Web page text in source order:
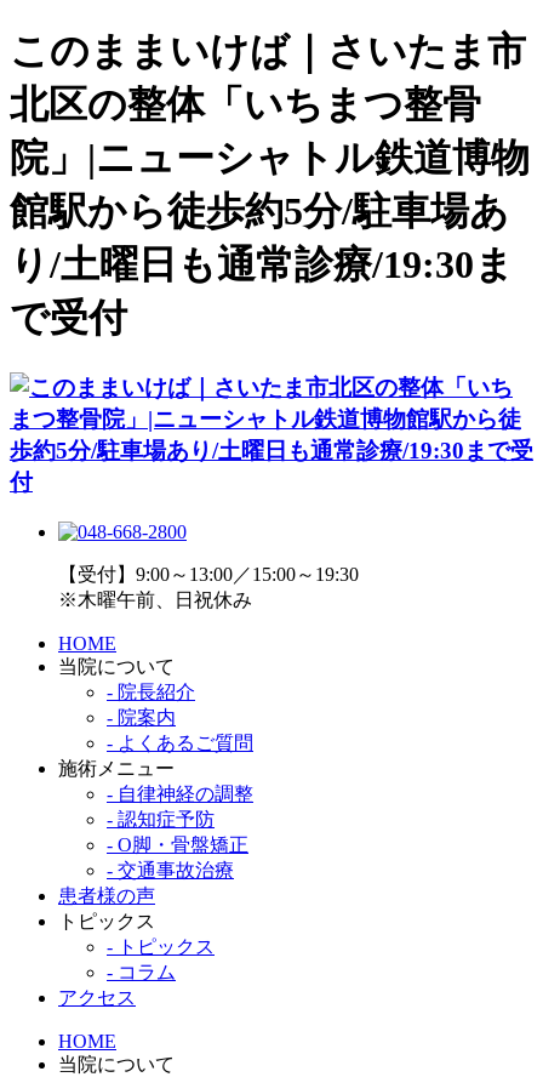
このままいけば｜さいたま市
北区の整体「いちまつ整骨
院」|ニューシャトル鉄道博物
館駅から徒歩約5分/駐車場あ
り/土曜日も通常診療/19:30ま
で受付
【受付】9:00～13:00／15:00～19:30
※木曜午前、日祝休み
HOME
当院について
- 院長紹介
- 院案内
- よくあるご質問
施術メニュー
- 自律神経の調整
- 認知症予防
- O脚・骨盤矯正
- 交通事故治療
患者様の声
トピックス
- トピックス
- コラム
アクセス
HOME
当院について